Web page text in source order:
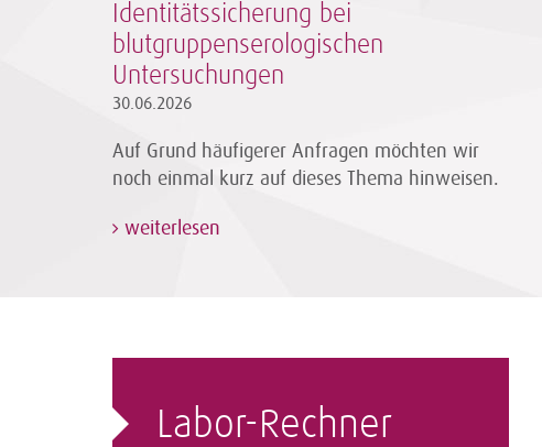
Identitätssicherung bei
blutgruppenserologischen
Untersuchungen
30.06.2026
Auf Grund häufigerer Anfragen möchten wir
noch einmal kurz auf dieses Thema hinweisen.
weiterlesen
Labor-Rechner